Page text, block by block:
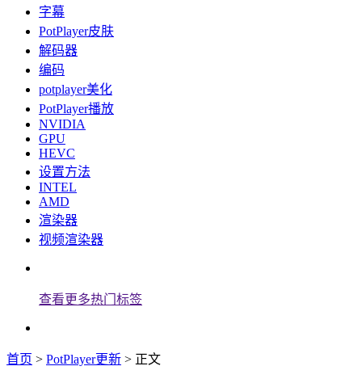
字幕
PotPlayer皮肤
解码器
编码
potplayer美化
PotPlayer播放
NVIDIA
GPU
HEVC
设置方法
INTEL
AMD
渲染器
视频渲染器
查看更多热门标签
首页 > PotPlayer更新 > 正文